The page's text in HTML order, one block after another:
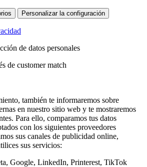
Personalizar la configuración
de datos personales
de customer match
también te informaremos sobre
en nuestro sitio web y te mostraremos
Para ello, comparamos tus datos
con los siguientes proveedores
sus canales de publicidad online,
sus servicios:
Google, LinkedIn, Printerest, TikTok